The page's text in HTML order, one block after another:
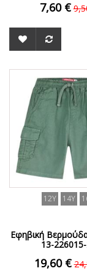
7,60 €
12Y 14Y
Εφηβική
13-226015-
19,60 €